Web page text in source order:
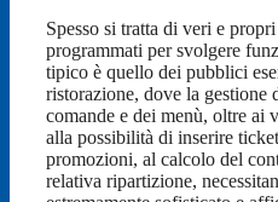
Spesso si tratta di veri e
programmati per svolgere
tipico è quello dei pubblici
ristorazione, dove la gestione
comande e dei menù, oltre ai
alla possibilità di inserire
promozioni, al calcolo del
relativa ripartizione,